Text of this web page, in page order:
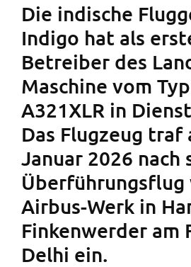
Die indische
Indigo hat als
Betreiber des
Maschine vom
A321XLR in
Das Flugzeug traf
Januar 2026 nach
Überführungsflug
Airbus-Werk in
Finkenwerder am
Delhi ein.